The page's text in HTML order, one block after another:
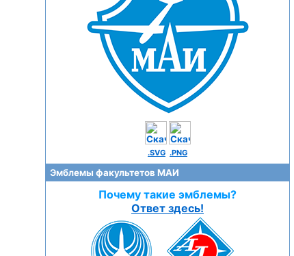
.SVG .PNG
Эмблемы факультетов МАИ
Почему такие эмблемы?
Ответ здесь!